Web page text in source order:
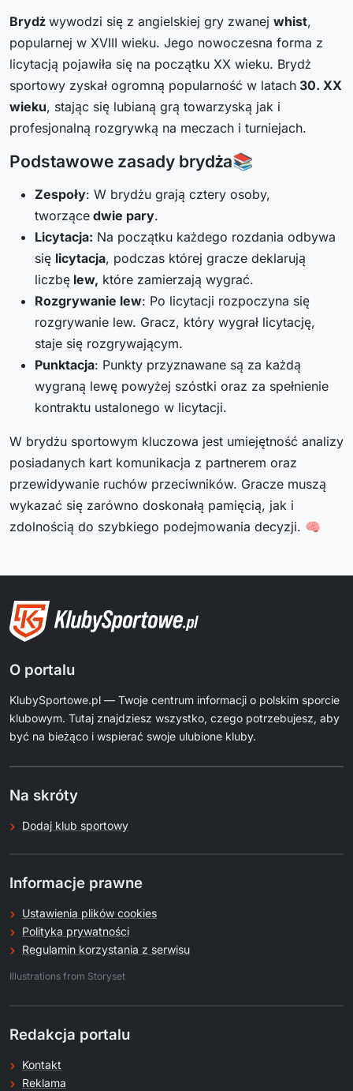
Brydż wywodzi się z angielskiej gry zwanej whist,
popularnej w XVIII wieku. Jego nowoczesna forma z
licytacją pojawiła się na początku XX wieku. Brydż
sportowy zyskał ogromną popularność w latach 30. XX
wieku, stając się lubianą grą towarzyską jak i
profesjonalną rozgrywką na meczach i turniejach.
Podstawowe zasady brydża📚
Zespoły: W brydżu grają cztery osoby,
tworzące dwie pary.
Licytacja: Na początku każdego rozdania odbywa
się licytacja, podczas której gracze deklarują
liczbę lew, które zamierzają wygrać.
Rozgrywanie lew: Po licytacji rozpoczyna się
rozgrywanie lew. Gracz, który wygrał licytację,
staje się rozgrywającym.
Punktacja: Punkty przyznawane są za każdą
wygraną lewę powyżej szóstki oraz za spełnienie
kontraktu ustalonego w licytacji.
W brydżu sportowym kluczowa jest umiejętność analizy
posiadanych kart komunikacja z partnerem oraz
przewidywanie ruchów przeciwników. Gracze muszą
wykazać się zarówno doskonałą pamięcią, jak i
zdolnością do szybkiego podejmowania decyzji. 🧠
O portalu
KlubySportowe.pl — Twoje centrum informacji o polskim sporcie
klubowym. Tutaj znajdziesz wszystko, czego potrzebujesz, aby
być na bieżąco i wspierać swoje ulubione kluby.
Na skróty
Dodaj klub sportowy
Informacje prawne
Ustawienia plików cookies
Polityka prywatności
Regulamin korzystania z serwisu
Illustrations from Storyset
Redakcja portalu
Kontakt
Reklama